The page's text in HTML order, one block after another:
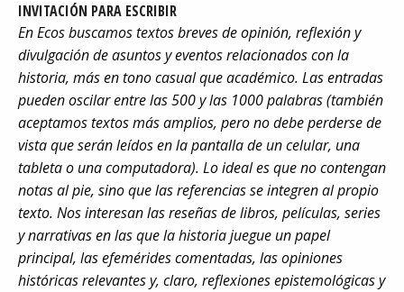
INVITACIÓN PARA ESCRIBIR
En Ecos buscamos textos breves de opinión, reflexión y
divulgación de asuntos y eventos relacionados con la
historia, más en tono casual que académico. Las entradas
pueden oscilar entre las 500 y las 1000 palabras (también
aceptamos textos más amplios, pero no debe perderse de
vista que serán leídos en la pantalla de un celular, una
tableta o una computadora). Lo ideal es que no contengan
notas al pie, sino que las referencias se integren al propio
texto. Nos interesan las reseñas de libros, películas, series
y narrativas en las que la historia juegue un papel
principal, las efemérides comentadas, las opiniones
históricas relevantes y, claro, reflexiones epistemológicas y